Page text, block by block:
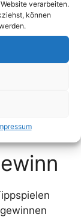
verarbeiten.
können